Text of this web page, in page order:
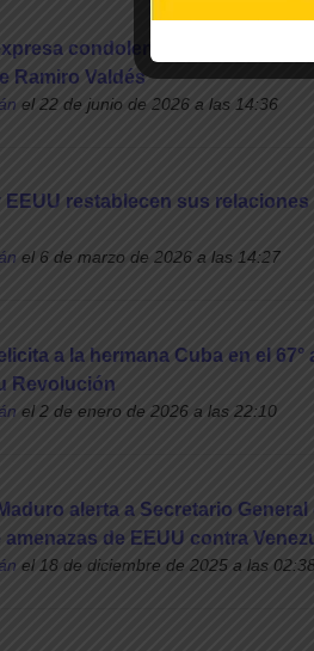
condolencias a Cuba ante
Ramiro Valdés
el 22 de junio de 2026 a las 14:36
EEUU restablecen sus
el 6 de marzo de 2026 a las 14:27
a la hermana Cuba en el 67°
Revolución
el 2 de enero de 2026 a las 22:10
alerta a Secretario General
amenazas de EEUU contra
el 18 de diciembre de 2025 a las